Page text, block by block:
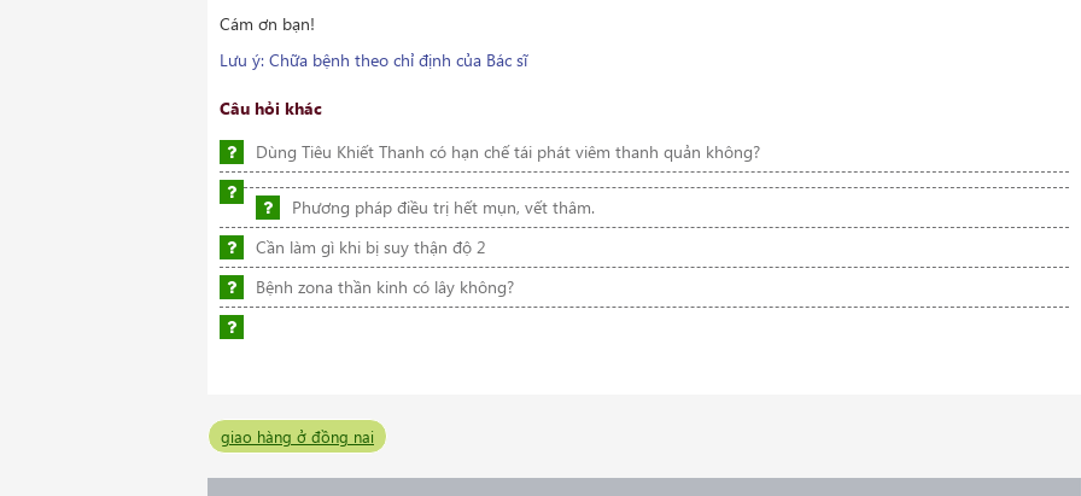
Cám ơn bạn!
Lưu ý: Chữa bệnh theo chỉ định của Bác sĩ
Câu hỏi khác
Dùng Tiêu Khiết Thanh có hạn chế tái phát viêm thanh quản không?
Phương pháp điều trị hết mụn, vết thâm.
Cần làm gì khi bị suy thận độ 2
Bệnh zona thần kinh có lây không?
giao hàng ở đồng nai